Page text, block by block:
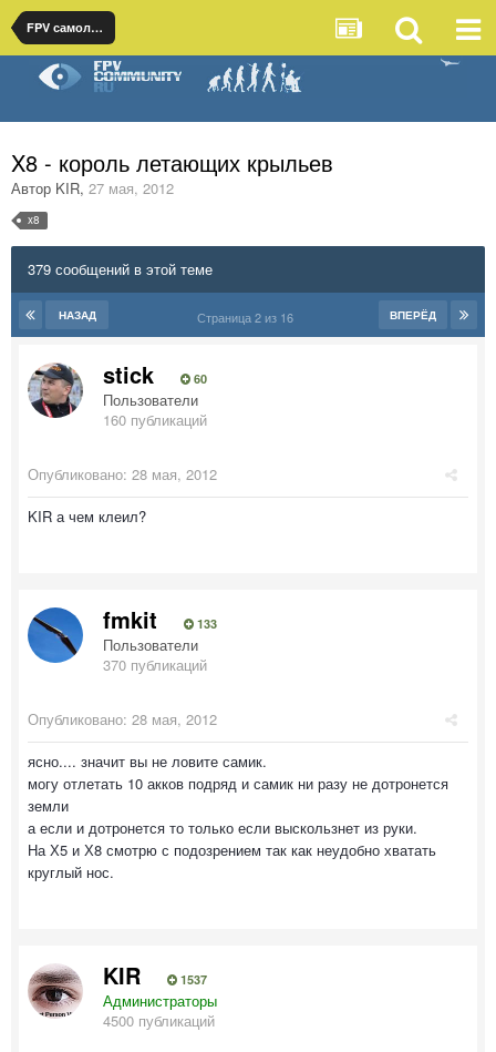
FPV самолеты
X8 - король летающих крыльев
Автор KIR, 27 мая, 2012
x8
379 сообщений в этой теме
НАЗАД ВПЕРЁД
Страница 2 из 16
stick 60
Пользователи
160 публикаций
Опубликовано: 28 мая, 2012
KIR а чем клеил?
fmkit 133
Пользователи
370 публикаций
Опубликовано: 28 мая, 2012
ясно.... значит вы не ловите самик.
могу отлетать 10 акков подряд и самик ни разу не дотронется
земли
а если и дотронется то только если выскользнет из руки.
На Х5 и Х8 смотрю с подозрением так как неудобно хватать
круглый нос.
KIR 1537
Администраторы
4500 публикаций